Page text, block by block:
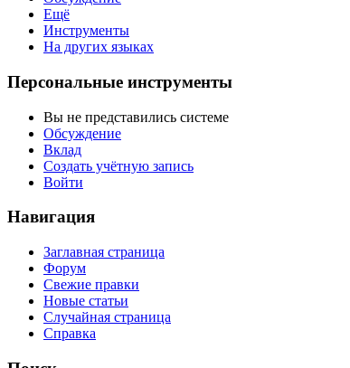
Ещё
Инструменты
На других языках
Персональные инструменты
Вы не представились системе
Обсуждение
Вклад
Создать учётную запись
Войти
Навигация
Заглавная страница
Форум
Свежие правки
Новые статьи
Случайная страница
Справка